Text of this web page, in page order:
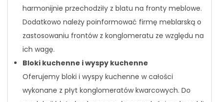
harmonijnie przechodziły z blatu na fronty meblowe.
Dodatkowo należy poinformować firmę meblarską o
zastosowaniu frontów z konglomeratu ze względu na
ich wagę.
Bloki kuchenne i wyspy kuchenne
Oferujemy bloki i wyspy kuchenne w całości
wykonane z płyt konglomeratów kwarcowych. Do